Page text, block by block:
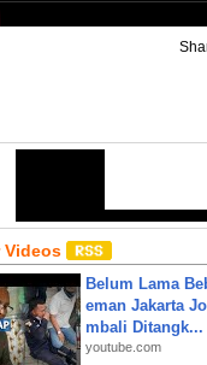
Videos
Belum Lama
eman Jakarta
mbali Ditangk...
youtube.com